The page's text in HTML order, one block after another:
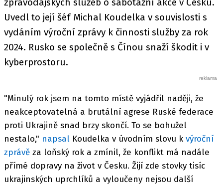
Uvedl to její šéf Michal Koudelka v souvislosti s
vydáním výroční zprávy k činnosti služby za rok
2024. Rusko se společně s Čínou snaží škodit i v
kyberprostoru.
"Minulý rok jsem na tomto místě vyjádřil naději, že
neakceptovatelná a brutální agrese Ruské federace
proti Ukrajině snad brzy skončí. To se bohužel
nestalo," napsal Koudelka v úvodním slovu k výroční
zprávě za loňský rok a zmínil, že konflikt má nadále
přímé dopravy na život v Česku. Žijí zde stovky tisíc
ukrajinských uprchlíků a vyloučeny nejsou další